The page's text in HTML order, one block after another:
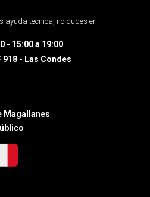
ayuda tecnica, no dudes en
- 15:00 a 19:00
918 - Las Condes
Magallanes